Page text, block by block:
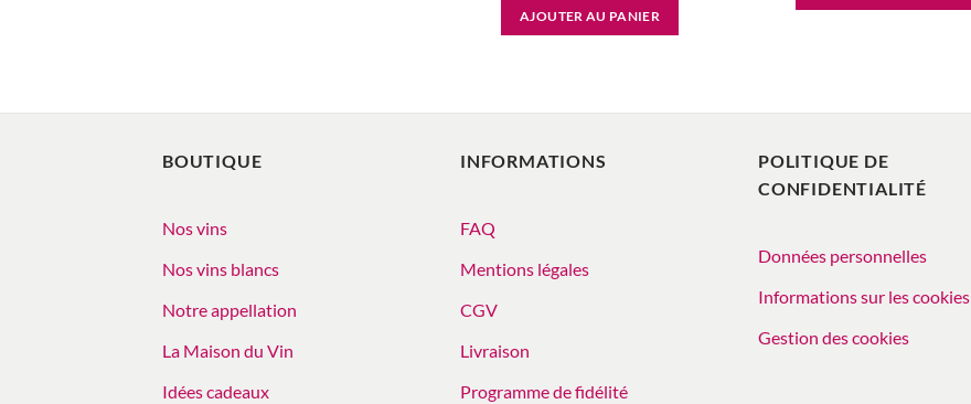
AJOUTER AU PANIER
BOUTIQUE
Nos vins
Nos vins blancs
Notre appellation
La Maison du Vin
Idées cadeaux
INFORMATIONS
FAQ
Mentions légales
CGV
Livraison
Programme de fidélité
POLITIQUE DE
CONFIDENTIALITÉ
Données personnelles
Informations sur les cookies
Gestion des cookies